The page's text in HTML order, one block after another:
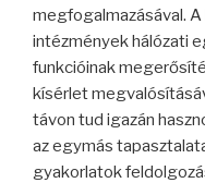
megfogalmazásával.
intézmények hálózati
funkcióinak
kísérlet
távon tud igazán
az egymás
gyakorlatok